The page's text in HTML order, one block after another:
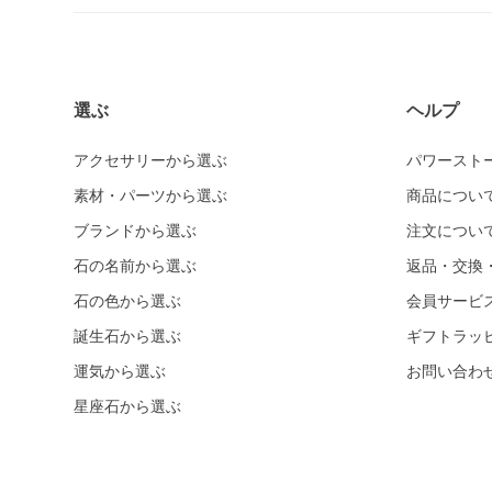
カーネリアン
ガーデンクォーツ
ガーネット各種
ガーネット
オレンジガーネット
グリーンガーネット
クイーンコンクシェル
クォンタムクアトロシリカ
クリスタル各種
選ぶ
アクセサリーから選ぶ
素材・パーツから選ぶ
ブランドから選ぶ
石の名前から選ぶ
石の色から選ぶ
誕生石から選ぶ
運気から選ぶ
星座石から選ぶ
ヘルプ
パワースト
商品につい
注文につい
返品・交換
会員サービ
ギフトラッ
お問い合わ